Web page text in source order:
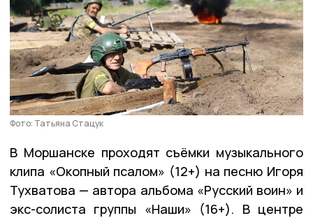
Фото: Татьяна Стацук
В Моршанске проходят съёмки музыкального
клипа «Окопный псалом» (12+) на песню Игоря
Тухватова — автора альбома «Русский воин» и
экс-солиста группы «Наши» (16+). В центре